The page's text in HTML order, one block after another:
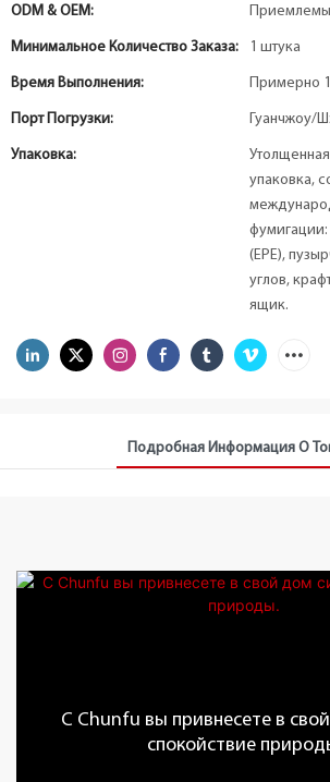
ODM & OEM:
Минимальное Количество Заказа: 1 штука
Время Выполнения: Примерно
Порт Погрузки: Гуанчжоу/
Упаковка:
упаковка,
фумигации:
(EPE),
углов,
ящик.
Подробная Информация О
С Chunfu вы привнесете в
спокойствие